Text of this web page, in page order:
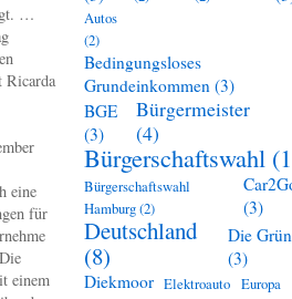
…
Ricarda
eine
für
einem
Autos
(2)
Bedingungsloses
Grundeinkommen (3)
BGE
(3)
Bürgermeister
(4)
Bürgerschaftswahl
Bürgerschaftswahl
Hamburg(2)
(3)
Deutschland
(8)
Die
(3)
Diekmoor Elektroauto Europa